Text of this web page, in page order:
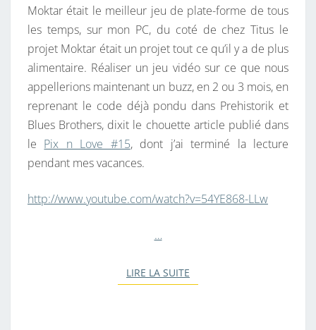
Moktar était le meilleur jeu de plate-forme de tous
les temps, sur mon PC, du coté de chez Titus le
projet Moktar était un projet tout ce qu’il y a de plus
alimentaire. Réaliser un jeu vidéo sur ce que nous
appellerions maintenant un buzz, en 2 ou 3 mois, en
reprenant le code déjà pondu dans Prehistorik et
Blues Brothers, dixit le chouette article publié dans
le Pix n Love #15, dont j’ai terminé la lecture
pendant mes vacances.
http://www.youtube.com/watch?v=54YE868-LLw
…
LIRE LA SUITE